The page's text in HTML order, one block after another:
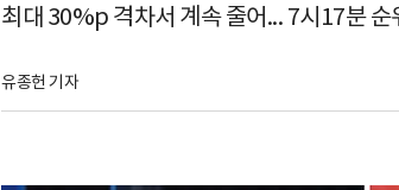
최대 30%p 격차서 계속 줄어... 7시17분 순
유종헌 기자